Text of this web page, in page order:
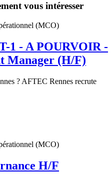
vous intéresser
(MCO)
1 - A POURVOIR -
Manager (H/F)
? AFTEC Rennes recrute
(MCO)
H/F